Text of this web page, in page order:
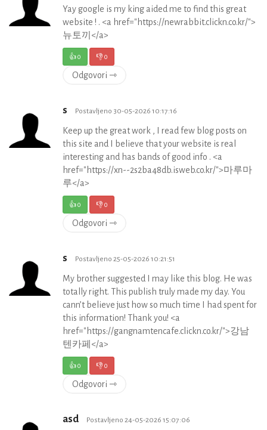
Yay google is my king aided me to find this great
website ! . <a href="https://newrabbit.clickn.co.kr/">
뉴토끼</a>
👍0 👎0
Odgovori ⇾
s Postavljeno 30-05-2026 10:17:16
Keep up the great work , I read few blog posts on
this site and I believe that your website is real
interesting and has bands of good info . <a
href="https://xn--2s2ba48db.isweb.co.kr/">마루마
루</a>
👍0 👎0
Odgovori ⇾
s Postavljeno 25-05-2026 10:21:51
My brother suggested I may like this blog. He was
totally right. This publish truly made my day. You
cann’t believe just how so much time I had spent for
this information! Thank you! <a
href="https://gangnamtencafe.clickn.co.kr/">강남
텐카페</a>
👍0 👎0
Odgovori ⇾
asd Postavljeno 24-05-2026 15:07:06